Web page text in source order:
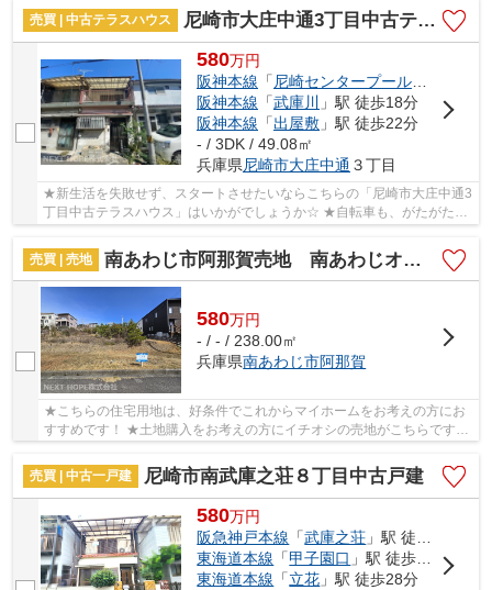
売買 | 中古テラスハウス
尼崎市大庄中通3丁目中古テラスハウス
580万円
阪神本線 「 尼崎センタープール前
阪神本線 「武庫川
」駅 徒歩18分
阪神本線 「出屋敷 」駅 徒歩22分
- / 3DK / 49.08㎡
兵庫県尼崎市大庄中通 ３丁目
★新生活を失敗せず、スタートさせたいならこちらの「尼崎市大庄中通3
丁目中古テラスハウス」はいかがでしょうか☆ ★自転車も、がたがた道
に止めるよりも平坦地に止めたほうがいいです☆ ...
売買 | 売地
南あわじ市阿那賀売地 南あわじオーシャンビュータウン
580万円
- / - / 238.00㎡
兵庫県南あわじ市阿那賀
★こちらの住宅用地は、好条件でこれからマイホームをお考えの方にお
すすめです！ ★土地購入をお考えの方にイチオシの売地がこちらです！
売買 | 中古一戸建
尼崎市南武庫之荘８丁目中古戸建
580万円
阪急神戸本線 「武庫之荘 」駅 徒歩17分
東海道本線 「甲子園口 」駅 徒歩22分
東海道本線 「立花 」駅 徒歩28分